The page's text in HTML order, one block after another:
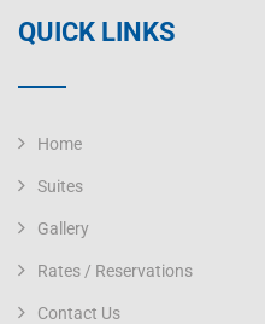
QUICK LINKS
Home
Suites
Gallery
Rates / Reservations
Contact Us